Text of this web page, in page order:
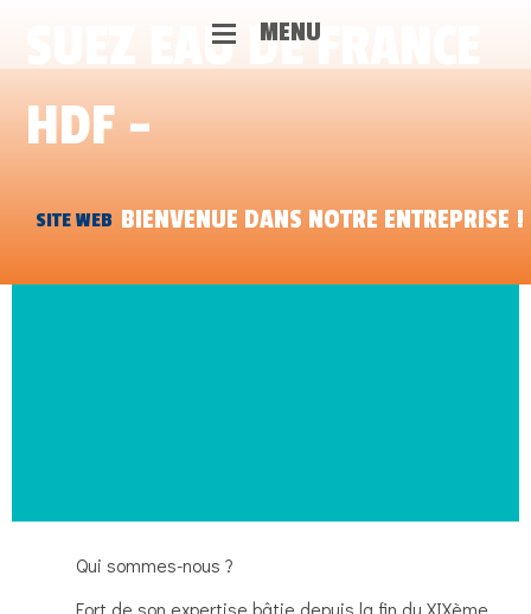
MENU
SUEZ EAU DE FRANCE
HDF -
SITE WEB BIENVENUE DANS NOTRE ENTREPRISE !
Qui sommes-nous ?
Fort de son expertise bâtie depuis la fin du XIXème